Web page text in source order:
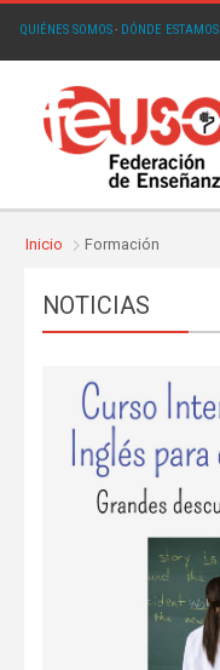
QUIÉNES SOMOS· DÓNDE ESTAMOS
Inicio Formación
NOTICIAS